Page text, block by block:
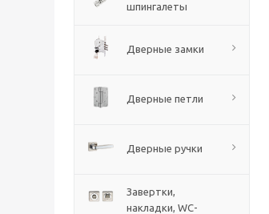
шпингалеты
Дверные замки
Дверные петли
Дверные ручки
Завертки,
накладки, WC-